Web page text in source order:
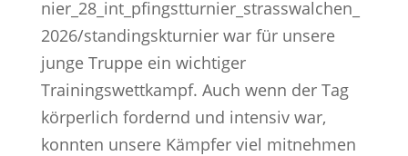
nier_28_int_pfingstturnier_strasswalchen_
2026/standingskturnier war für unsere
junge Truppe ein wichtiger
Trainingswettkampf. Auch wenn der Tag
körperlich fordernd und intensiv war,
konnten unsere Kämpfer viel mitnehmen